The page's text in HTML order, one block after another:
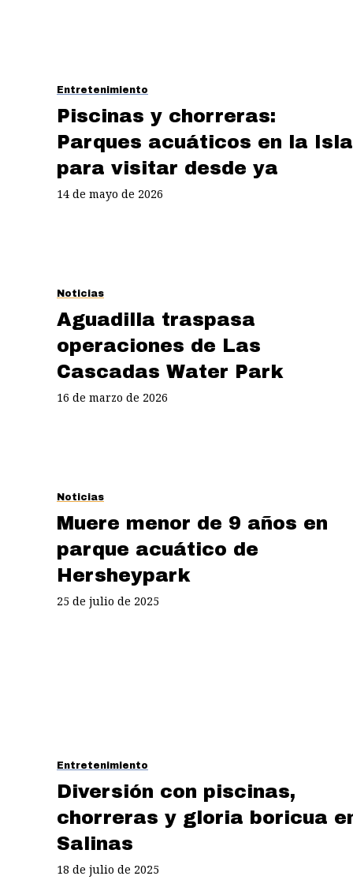
Entretenimiento
Piscinas y chorreras:
Parques acuáticos en la Isla
para visitar desde ya
14 de mayo de 2026
Noticias
Aguadilla traspasa
operaciones de Las
Cascadas Water Park
16 de marzo de 2026
Noticias
Muere menor de 9 años en
parque acuático de
Hersheypark
25 de julio de 2025
Entretenimiento
Diversión con piscinas,
chorreras y gloria boricua
Salinas
18 de julio de 2025